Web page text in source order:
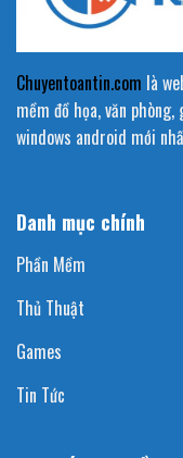
Chuyentoantin.com là
mềm đồ họa, văn
windows android mới
Danh mục chính
Phần Mềm
Thủ Thuật
Games
Tin Tức